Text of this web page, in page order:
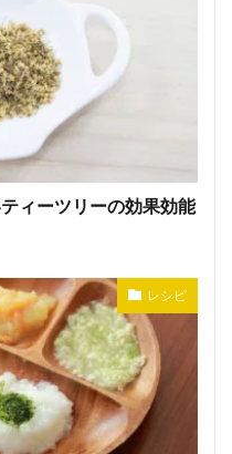
ィーツリーの効果効能
レシピ